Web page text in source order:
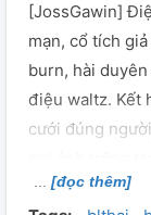
[JossGawin]
mạn, cổ tích
burn, hài
điệu waltz. Kết
cưới đúng
cơn say có thể
[đọc thêm]